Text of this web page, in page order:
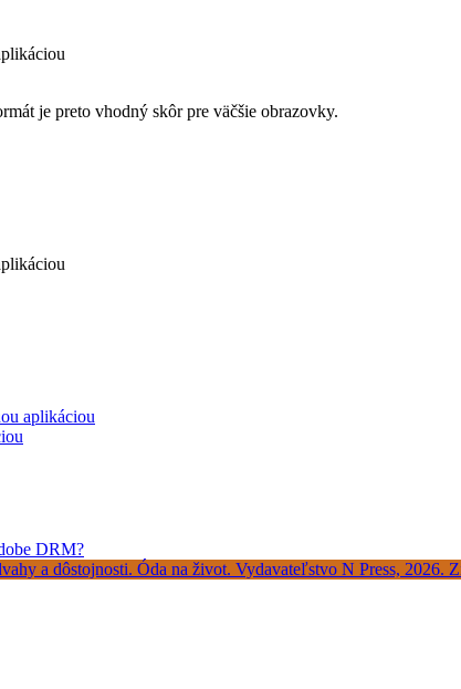
je preto vhodný skôr pre väčšie obrazovky.
aplikáciou
DRM?